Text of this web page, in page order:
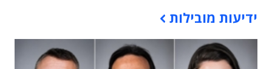
ידיעות מובילות